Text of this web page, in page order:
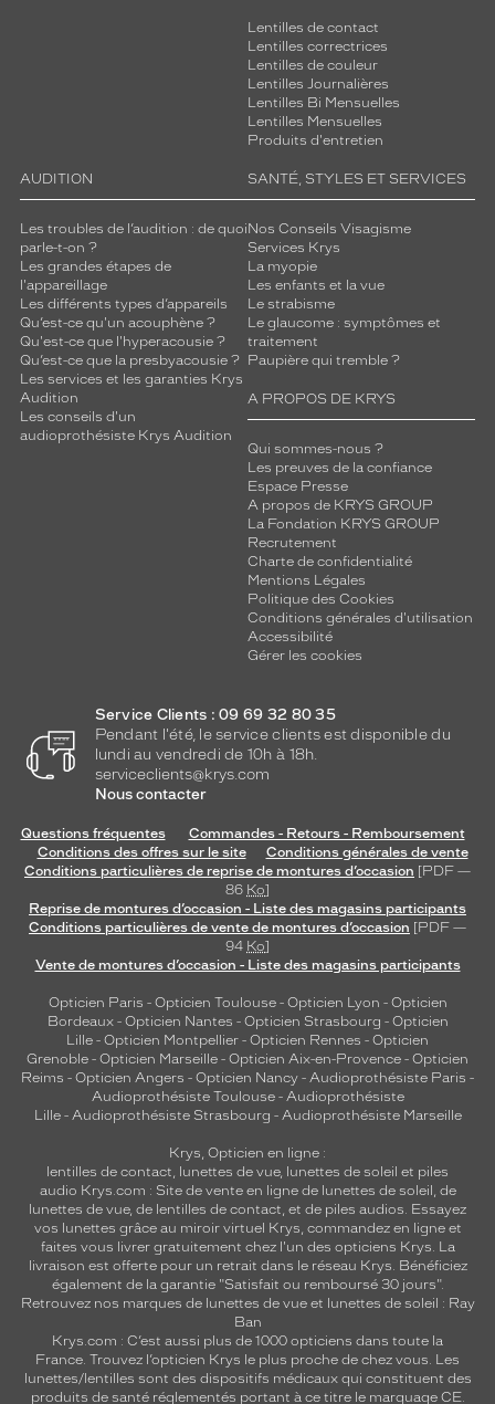
Lentilles de contact
Lentilles correctrices
Lentilles de couleur
Lentilles Journalières
Lentilles Bi Mensuelles
Lentilles Mensuelles
Produits d'entretien
AUDITION
Les troubles de l’audition : de quoi
parle-t-on ?
Les grandes étapes de
l'appareillage
Les différents types d’appareils
Qu’est-ce qu'un acouphène ?
Qu'est-ce que l'hyperacousie ?
Qu’est-ce que la presbyacousie ?
Les services et les garanties Krys
Audition
Les conseils d'un
audioprothésiste Krys Audition
SANTÉ, STYLES ET SERVICES
Nos Conseils Visagisme
Services Krys
La myopie
Les enfants et la vue
Le strabisme
Le glaucome : symptômes et
traitement
Paupière qui tremble ?
A PROPOS DE KRYS
Qui sommes-nous ?
Les preuves de la confiance
Espace Presse
A propos de KRYS GROUP
La Fondation KRYS GROUP
Recrutement
Charte de confidentialité
Mentions Légales
Politique des Cookies
Conditions générales d'utilisation
Accessibilité
Gérer les cookies
Service Clients : 09 69 32 80 35
Pendant l'été, le service clients est disponible du
lundi au vendredi de 10h à 18h.
serviceclients@krys.com
Nous contacter
Questions fréquentes
Commandes - Retours - Remboursement
Conditions des offres sur le site
Conditions générales de vente
Conditions particulières de reprise de montures d’occasion [PDF —
86 Ko]
Reprise de montures d’occasion - Liste des magasins participants
Conditions particulières de vente de montures d’occasion [PDF —
94 Ko]
Vente de montures d’occasion - Liste des magasins participants
Opticien Paris - Opticien Toulouse- Opticien Lyon - Opticien
Bordeaux- Opticien Nantes - Opticien Strasbourg - Opticien
Lille - Opticien Montpellier - Opticien Rennes - Opticien
Grenoble - Opticien Marseille - Opticien Aix-en-Provence - Opticien
Reims - Opticien Angers - Opticien Nancy - Audioprothésiste Paris -
Audioprothésiste Toulouse- Audioprothésiste
Lille- Audioprothésiste Strasbourg - Audioprothésiste Marseille
Krys, Opticien en ligne :
lentilles de contact, lunettes de vue, lunettes de soleil et piles
audio Krys.com : Site de vente en ligne de lunettes de soleil, de
lunettes de vue, de lentilles de contact, et de piles audios. Essayez
vos lunettes grâce au miroir virtuel Krys, commandez en ligne et
faites vous livrer gratuitement chez l'un des opticiens Krys. La
livraison est offerte pour un retrait dans le réseau Krys. Bénéficiez
également de la garantie "Satisfait ou remboursé 30 jours".
Retrouvez nos marques de lunettes de vue et lunettes de soleil : Ray
Ban
Krys.com : C’est aussi plus de 1000 opticiens dans toute la
France. Trouvez l’opticien Krys le plus proche de chez vous. Les
lunettes/lentilles sont des dispositifs médicaux qui constituent des
produits de santé réglementés portant à ce titre le marquage CE.